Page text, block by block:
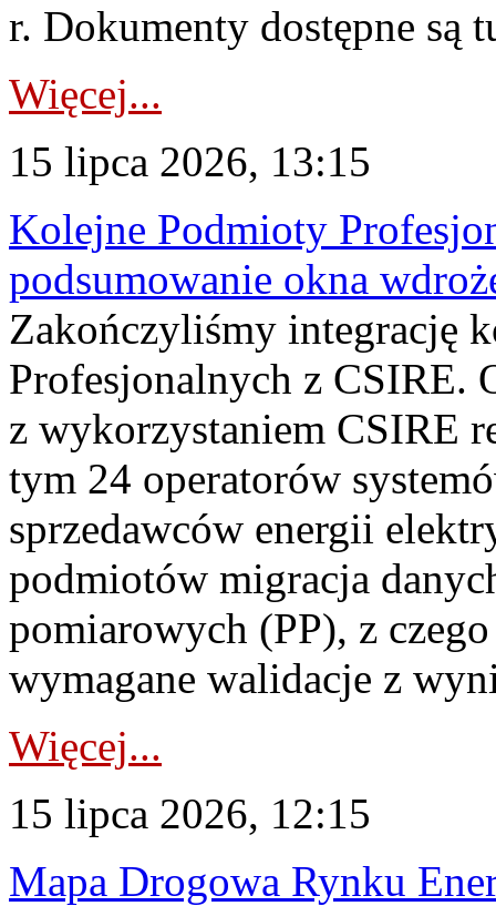
r. Dokumenty dostępne są
Więcej...
15 lipca 2026, 13:15
Kolejne Podmioty
podsumowanie okna
Zakończyliśmy integrację
Profesjonalnych z CSIRE.
z wykorzystaniem CSIRE
tym 24 operatorów
sprzedawców energii
podmiotów migracja
pomiarowych (PP), z
wymagane walidacje z
Więcej...
15 lipca 2026, 12:15
Mapa Drogowa Rynku